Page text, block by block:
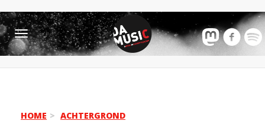
Toggle
navigation
HOME ACHTERGROND